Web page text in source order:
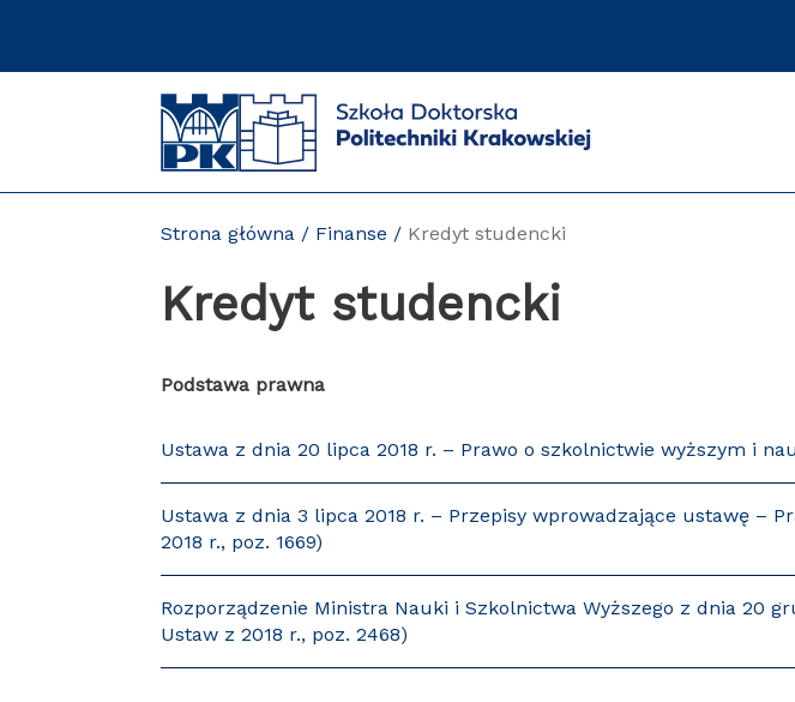
Strona główna Finanse Kredyt studencki
Kredyt studencki
Podstawa prawna
Ustawa z dnia 20 lipca 2018 r. – Prawo o szkolnictwie wyższym i
Ustawa z dnia 3 lipca 2018 r. – Przepisy wprowadzające ustawę –
2018 r., poz. 1669)
Rozporządzenie Ministra Nauki i Szkolnictwa Wyższego z dnia 20
Ustaw z 2018 r., poz. 2468)